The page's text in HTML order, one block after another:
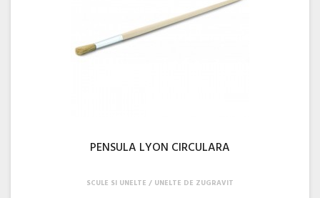
PENSULA LYON CIRCULARA
SCULE SI UNELTE UNELTE DE ZUGRAVIT